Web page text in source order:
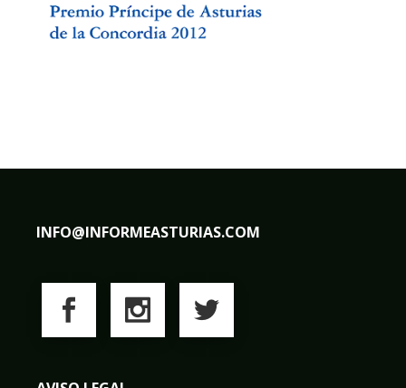
INFO@INFORMEASTURIAS.COM